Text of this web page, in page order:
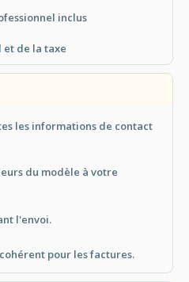
inclus
et de la taxe
les informations de contact
du modèle à votre
l'envoi.
pour les factures.